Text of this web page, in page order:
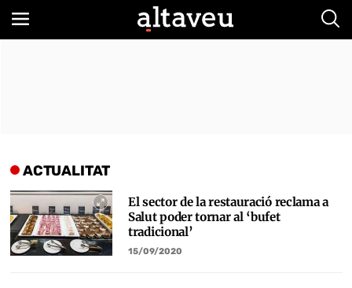
ACTUALITAT
El sector de la restauració reclama a
Salut poder tornar al ‘bufet
tradicional’
15/09/2020